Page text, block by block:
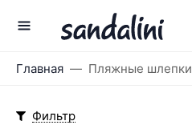
Главная Пляжные шлепки
Фильтр